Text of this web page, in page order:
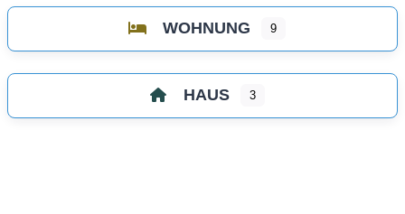
WOHNUNG 9
HAUS 3